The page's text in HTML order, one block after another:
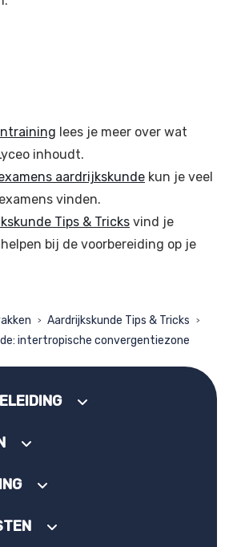
lees je meer over wat
inhoudt.
aardrijkskunde kun je veel
vinden.
Tips & Tricks vind je
bij de voorbereiding op je
> Aardrijkskunde Tips & Tricks >
intertropische convergentiezone